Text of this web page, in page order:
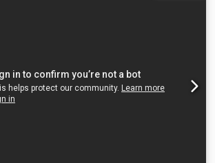
8.000 omw/min Snelle verplaatsing
/ 15 m/min Tafeloppervlak: 1.200 × 600
werkstuk: 1.000 kg Spindelopname: ISO